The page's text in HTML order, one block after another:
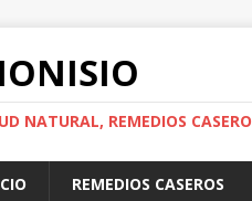
NATURAL, REMEDIOS
REMEDIOS CASEROS